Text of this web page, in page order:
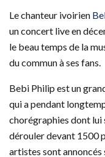
Le chanteur ivoirien
un concert live en
le beau temps de la
du commun à ses fans.
Bebi Philip est un
qui a pendant
chorégraphies dont lui
dérouler devant 1500
artistes sont